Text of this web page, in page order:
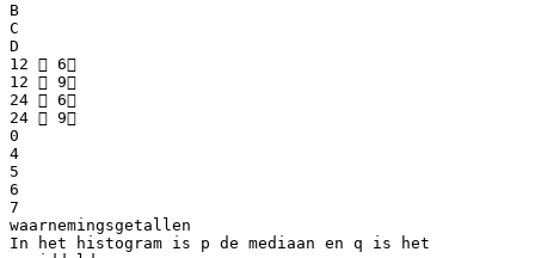
B
C
D
12  6
12  9
24  6
24  9
0
4
5
6
7
waarnemingsgetallen
In het histogram is p de mediaan en q is het